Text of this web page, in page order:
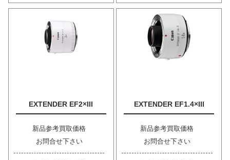
EXTENDER EF2×III
新品参考買取価格
お問合せ下さい
EXTENDER EF1.4×III
新品参考買取価格
お問合せ下さい